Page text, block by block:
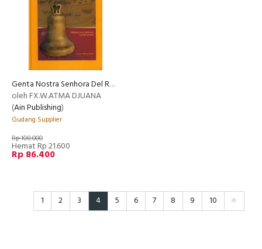
Genta Nostra Senhora Del Rosario - Perjalanan Menuju Ujung Dunia
oleh FX.W.ATMA DJUANA
(Ain Publishing)
Gudang Supplier
Rp 108.000
Hemat Rp 21.600
Rp 86.400
1 2 3 4 5 6 7 8 9 10